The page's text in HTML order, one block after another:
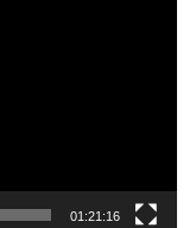
01:21:16